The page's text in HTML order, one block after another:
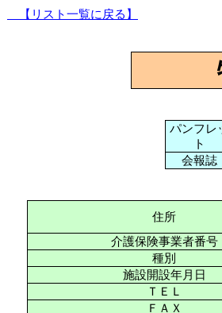
【リスト一覧に戻る】
パンフレ
ト
会報誌
住所
介護保険事業者番号
種別
施設開設年月日
ＴＥＬ
ＦＡＸ